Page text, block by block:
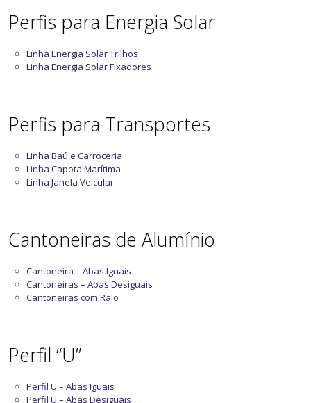
Perfis para Energia Solar
Linha Energia Solar Trilhos
Linha Energia Solar Fixadores
Perfis para Transportes
Linha Baú e Carroceria
Linha Capota Marítima
Linha Janela Veicular
Cantoneiras de Alumínio
Cantoneira – Abas Iguais
Cantoneiras – Abas Desiguais
Cantoneiras com Raio
Perfil “U”
Perfil U – Abas Iguais
Perfil U – Abas Desiguais